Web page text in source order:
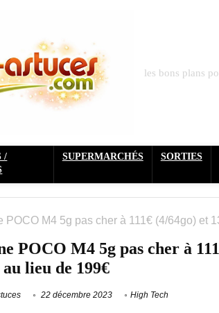
les bons plans
/
SUPERMARCHÉS SORTIES
POCO M4 5g pas cher à 111€ (4/64go) et
POCO M4 5g pas cher à
lieu de 199€
22 décembre 2023 High Tech